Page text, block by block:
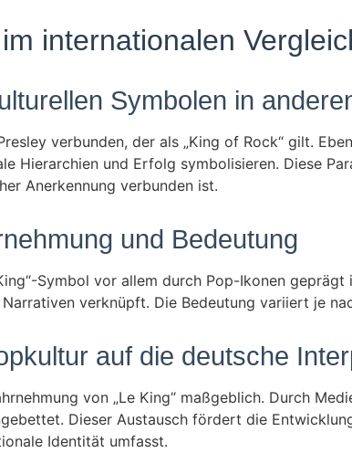
internationalen
Symbolen in
verbunden, der als „King of Rock“ gilt.
Hierarchien und Erfolg symbolisieren. Diese
Anerkennung verbunden ist.
und Bedeutung
Symbol vor allem durch Pop-Ikonen
verknüpft. Die Bedeutung variiert je
auf die deutsche
von „Le King“ maßgeblich. Durch
Dieser Austausch fördert die
Identität umfasst.